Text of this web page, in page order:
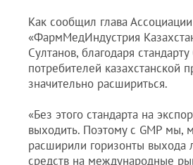
Как сообщил глава Ассоциации
«ФармМедИндустрия
Султанов, благодаря
потребителей казахстанской
значительно расшириться.
«Без этого стандарта на
выходить. Поэтому с GMP мы,
расширили горизонты выхода
средств на международные